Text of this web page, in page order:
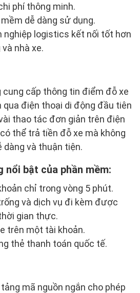
phí thông minh.
dễ dàng sử dụng.
nghiệp logistics kết nối tốt hơn
nhà xe.
cung cấp thông tin điểm đỗ xe
điện thoại di động đầu tiên
thao tác đơn giản trên điện
thể trả tiền đỗ xe mà không
và thuận tiện.
nổi bật của phần mềm:
chỉ trong vòng 5 phút.
và dịch vụ đi kèm được
gian thực.
trên một tài khoản.
thẻ thanh toán quốc tế.
mã nguồn ngắn cho phép